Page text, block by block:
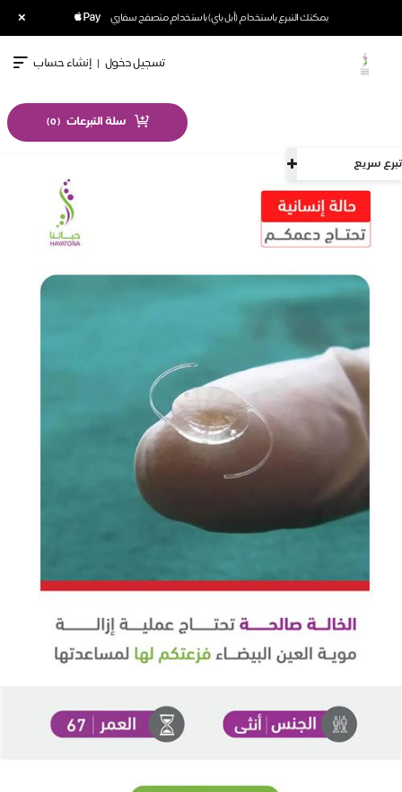
يمكنك التبرع باستخدام (أبل باي) باستخدام متصفح سفاري ×
تبرع سريع
تسجيل دخول | إنشاء حساب
سلة التبرعات (
0
)